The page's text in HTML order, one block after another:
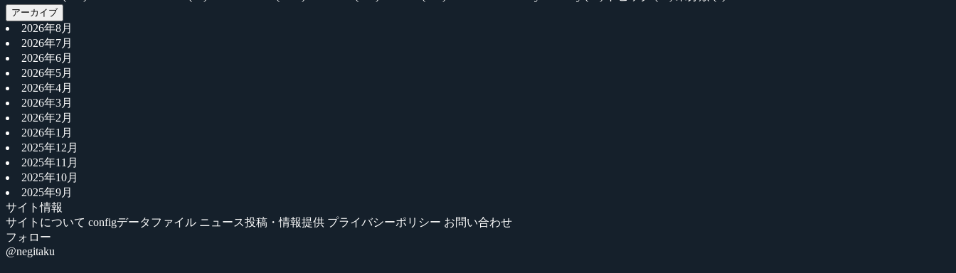
アーカイブ
2026年8月
2026年7月
2026年6月
2026年5月
2026年4月
2026年3月
2026年2月
2026年1月
2025年12月
2025年11月
2025年10月
2025年9月
サイト情報
サイトについて configデータファイル ニュース投稿・情報提供 プライバシーポリシー お問い合わせ
フォロー
@negitaku